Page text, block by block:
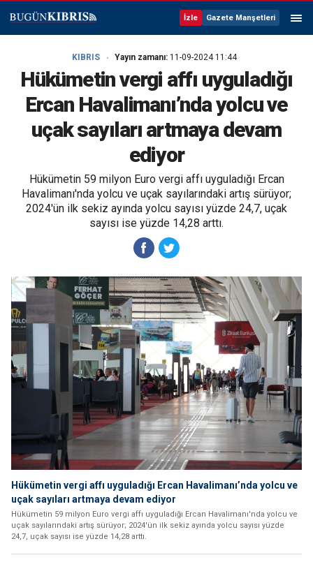
İzle Gazete Manşetleri
KIBRIS Yayın zamanı: 11-09-2024 11:44
Hükümetin vergi affı uyguladığı
Ercan Havalimanı’nda yolcu ve
uçak sayıları artmaya devam
ediyor
Hükümetin 59 milyon Euro vergi affı uyguladığı Ercan
Havalimanı'nda yolcu ve uçak sayılarındaki artış sürüyor;
2024'ün ilk sekiz ayında yolcu sayısı yüzde 24,7, uçak
sayısı ise yüzde 14,28 arttı.
Hükümetin vergi affı uyguladığı Ercan Havalimanı’nda yolcu ve
uçak sayıları artmaya devam ediyor
Hükümetin 59 milyon Euro vergi affı uyguladığı Ercan Havalimanı'nda yolcu ve
uçak sayılarındaki artış sürüyor; 2024'ün ilk sekiz ayında yolcu sayısı yüzde
24,7, uçak sayısı ise yüzde 14,28 arttı.